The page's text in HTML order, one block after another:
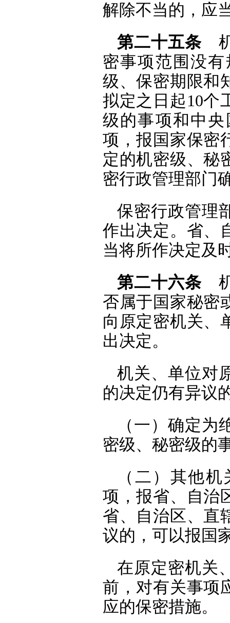
解除不当的，应
第二十五条机
密事项范围没
级、保密期限和
拟定之日起10个
级的事项和中
项，报国家保密
定的机密级、秘
密行政管理部门
保密行政管理
作出决定。省、
当将所作决定及
第二十六条机
否属于国家秘密
向原定密机关、
出决定。
机关、单位对
的决定仍有异议
（一）确定
密级、秘密级的
（二）其他
项，报省、自治
省、自治区、直
议的，可以报国
在原定密机关
前，对有关事项
应的保密措施。